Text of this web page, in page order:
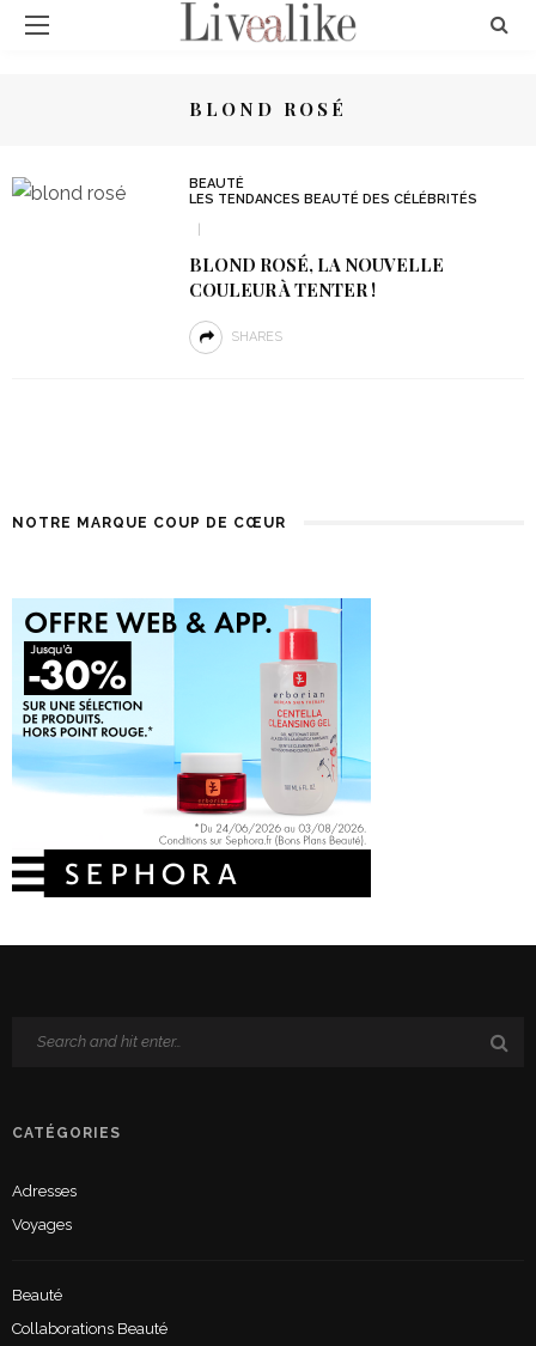
BLOND ROSÉ
BEAUTÉ
LES TENDANCES BEAUTÉ DES CÉLÉBRITÉS
BLOND ROSÉ, LA NOUVELLE
COULEUR À TENTER !
SHARES
NOTRE MARQUE COUP DE CŒUR
CATÉGORIES
Adresses
Voyages
Beauté
Collaborations Beauté